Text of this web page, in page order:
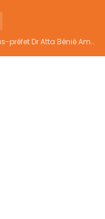
Indépendance 2026 À Yakassé-Mé: Le sous-préfet Dr Atta Bénié Amédé appelle à l’unité, à la sécurité et au développement